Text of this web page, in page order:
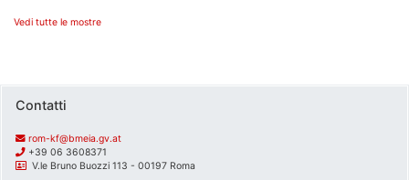
Vedi tutte le mostre
Contatti
rom-kf@bmeia.gv.at
+39 06 3608371
V.le Bruno Buozzi 113 - 00197 Roma